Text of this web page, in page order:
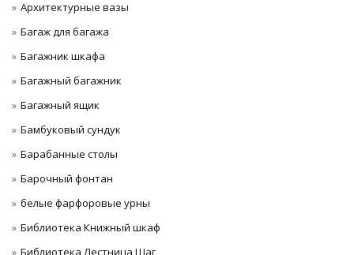
Архитектурные вазы
Багаж для багажа
Багажник шкафа
Багажный багажник
Багажный ящик
Бамбуковый сундук
Барабанные столы
Барочный фонтан
белые фарфоровые урны
Библиотека Книжный шкаф
Библиотека Лестница Шаг